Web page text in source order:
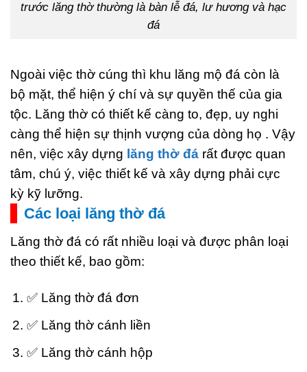
trước lăng thờ thường là bàn lễ đá, lư hương và hạc
đá
Ngoài việc thờ cúng thì khu lăng mộ đá còn là
bộ mặt, thể hiện ý chí và sự quyền thế của gia
tộc. Lăng thờ có thiết kế càng to, đẹp, uy nghi
càng thể hiện sự thịnh vượng của dòng họ . Vậy
nên, việc xây dựng lăng thờ đá rất được quan
tâm, chú ý, việc thiết kế và xây dựng phải cực
kỳ kỹ lưỡng.
Các loại lăng thờ đá
Lăng thờ đá có rất nhiều loại và được phân loại
theo thiết kế, bao gồm:
✅ Lăng thờ đá đơn
✅ Lăng thờ cánh liền
✅ Lăng thờ cánh hộp